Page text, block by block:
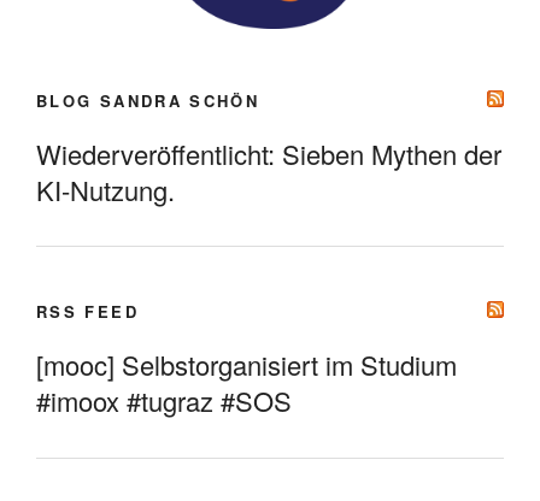
BLOG SANDRA SCHÖN
Wiederveröffentlicht: Sieben Mythen der
KI-Nutzung.
RSS FEED
[mooc] Selbstorganisiert im Studium
#imoox #tugraz #SOS